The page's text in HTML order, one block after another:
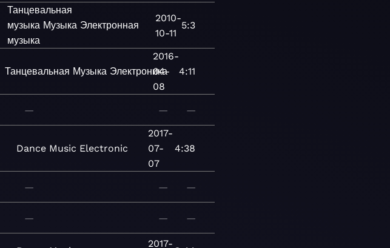
Танцевальная
музыка Музыка Электронная
музыка
2010-
10-11
5:3
Танцевальная Музыка Электроника
2016-
04-
08
4:11
— — —
Dance Music Electronic
2017-
07-
07
4:38
— — —
— — —
2017-